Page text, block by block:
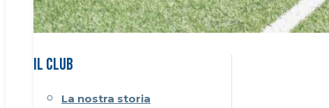
Il CLUB
La nostra storia